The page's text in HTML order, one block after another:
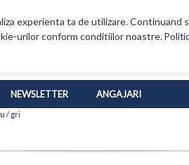
experienta ta de utilizare. Continuand
urilor conform conditiilor noastre.
NEWSLETTER ANGAJARI
/ gri